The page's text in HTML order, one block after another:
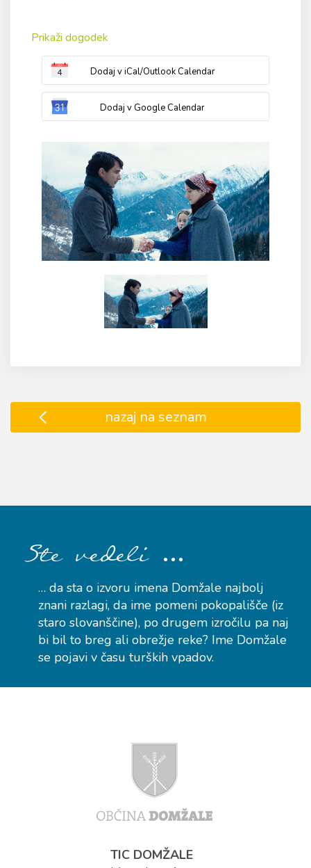
Prikaži dogodek
Dodaj v iCal/Outlook Calendar
Dodaj v Google Calendar
nazaj na seznam
Ste vedeli …
… da sta o izvoru imena Domžale najbolj
znani razlagi, da ime pomeni pokopališče (iz
staro slovanščine), po drugem izročilu pa naj
bi bil to breg ali obrežje reke? Ime Domžale
se pojavi v času turških vpadov.
TIC DOMŽALE